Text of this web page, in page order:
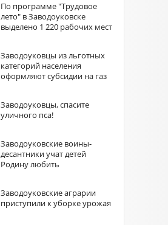
По программе "Трудовое
лето" в Заводоуковске
выделено 1 220 рабочих мест
Заводоуковцы из льготных
категорий населения
оформляют субсидии на газ
Заводоуковцы, спасите
уличного пса!
Заводоуковские воины-
десантники учат детей
Родину любить
Заводоуковские аграрии
приступили к уборке урожая